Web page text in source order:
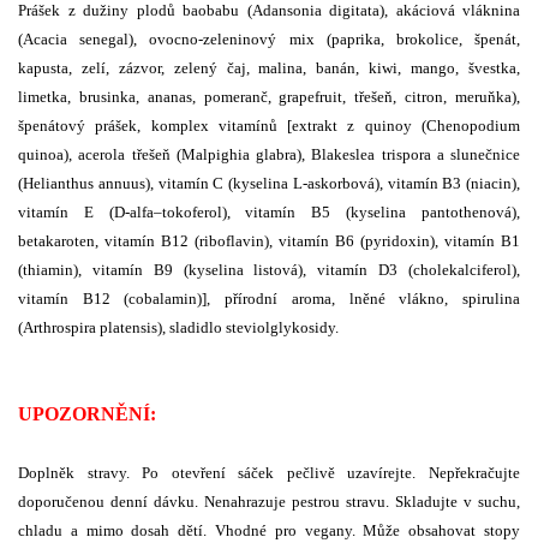
Prášek z dužiny plodů baobabu (Adansonia digitata), akáciová vláknina
(Acacia senegal), ovocno-zeleninový mix (paprika, brokolice, špenát,
kapusta, zelí, zázvor, zelený čaj, malina, banán, kiwi, mango, švestka,
limetka, brusinka, ananas, pomeranč, grapefruit, třešeň, citron, meruňka),
špenátový prášek, komplex vitamínů [extrakt z quinoy (Chenopodium
quinoa), acerola třešeň (Malpighia glabra), Blakeslea trispora a slunečnice
(Helianthus annuus), vitamín C (kyselina L-askorbová), vitamín B3 (niacin),
vitamín E (D-alfa–tokoferol), vitamín B5 (kyselina pantothenová),
betakaroten, vitamín B12 (riboflavin), vitamín B6 (pyridoxin), vitamín B1
(thiamin), vitamín B9 (kyselina listová), vitamín D3 (cholekalciferol),
vitamín B12 (cobalamin)], přírodní aroma, lněné vlákno, spirulina
(Arthrospira platensis), sladidlo steviolglykosidy.
UPOZORNĚNÍ:
Doplněk stravy. Po otevření sáček pečlivě uzavírejte. Nepřekračujte
doporučenou denní dávku. Nenahrazuje pestrou stravu. Skladujte v suchu,
chladu a mimo dosah dětí. Vhodné pro vegany. Může obsahovat stopy